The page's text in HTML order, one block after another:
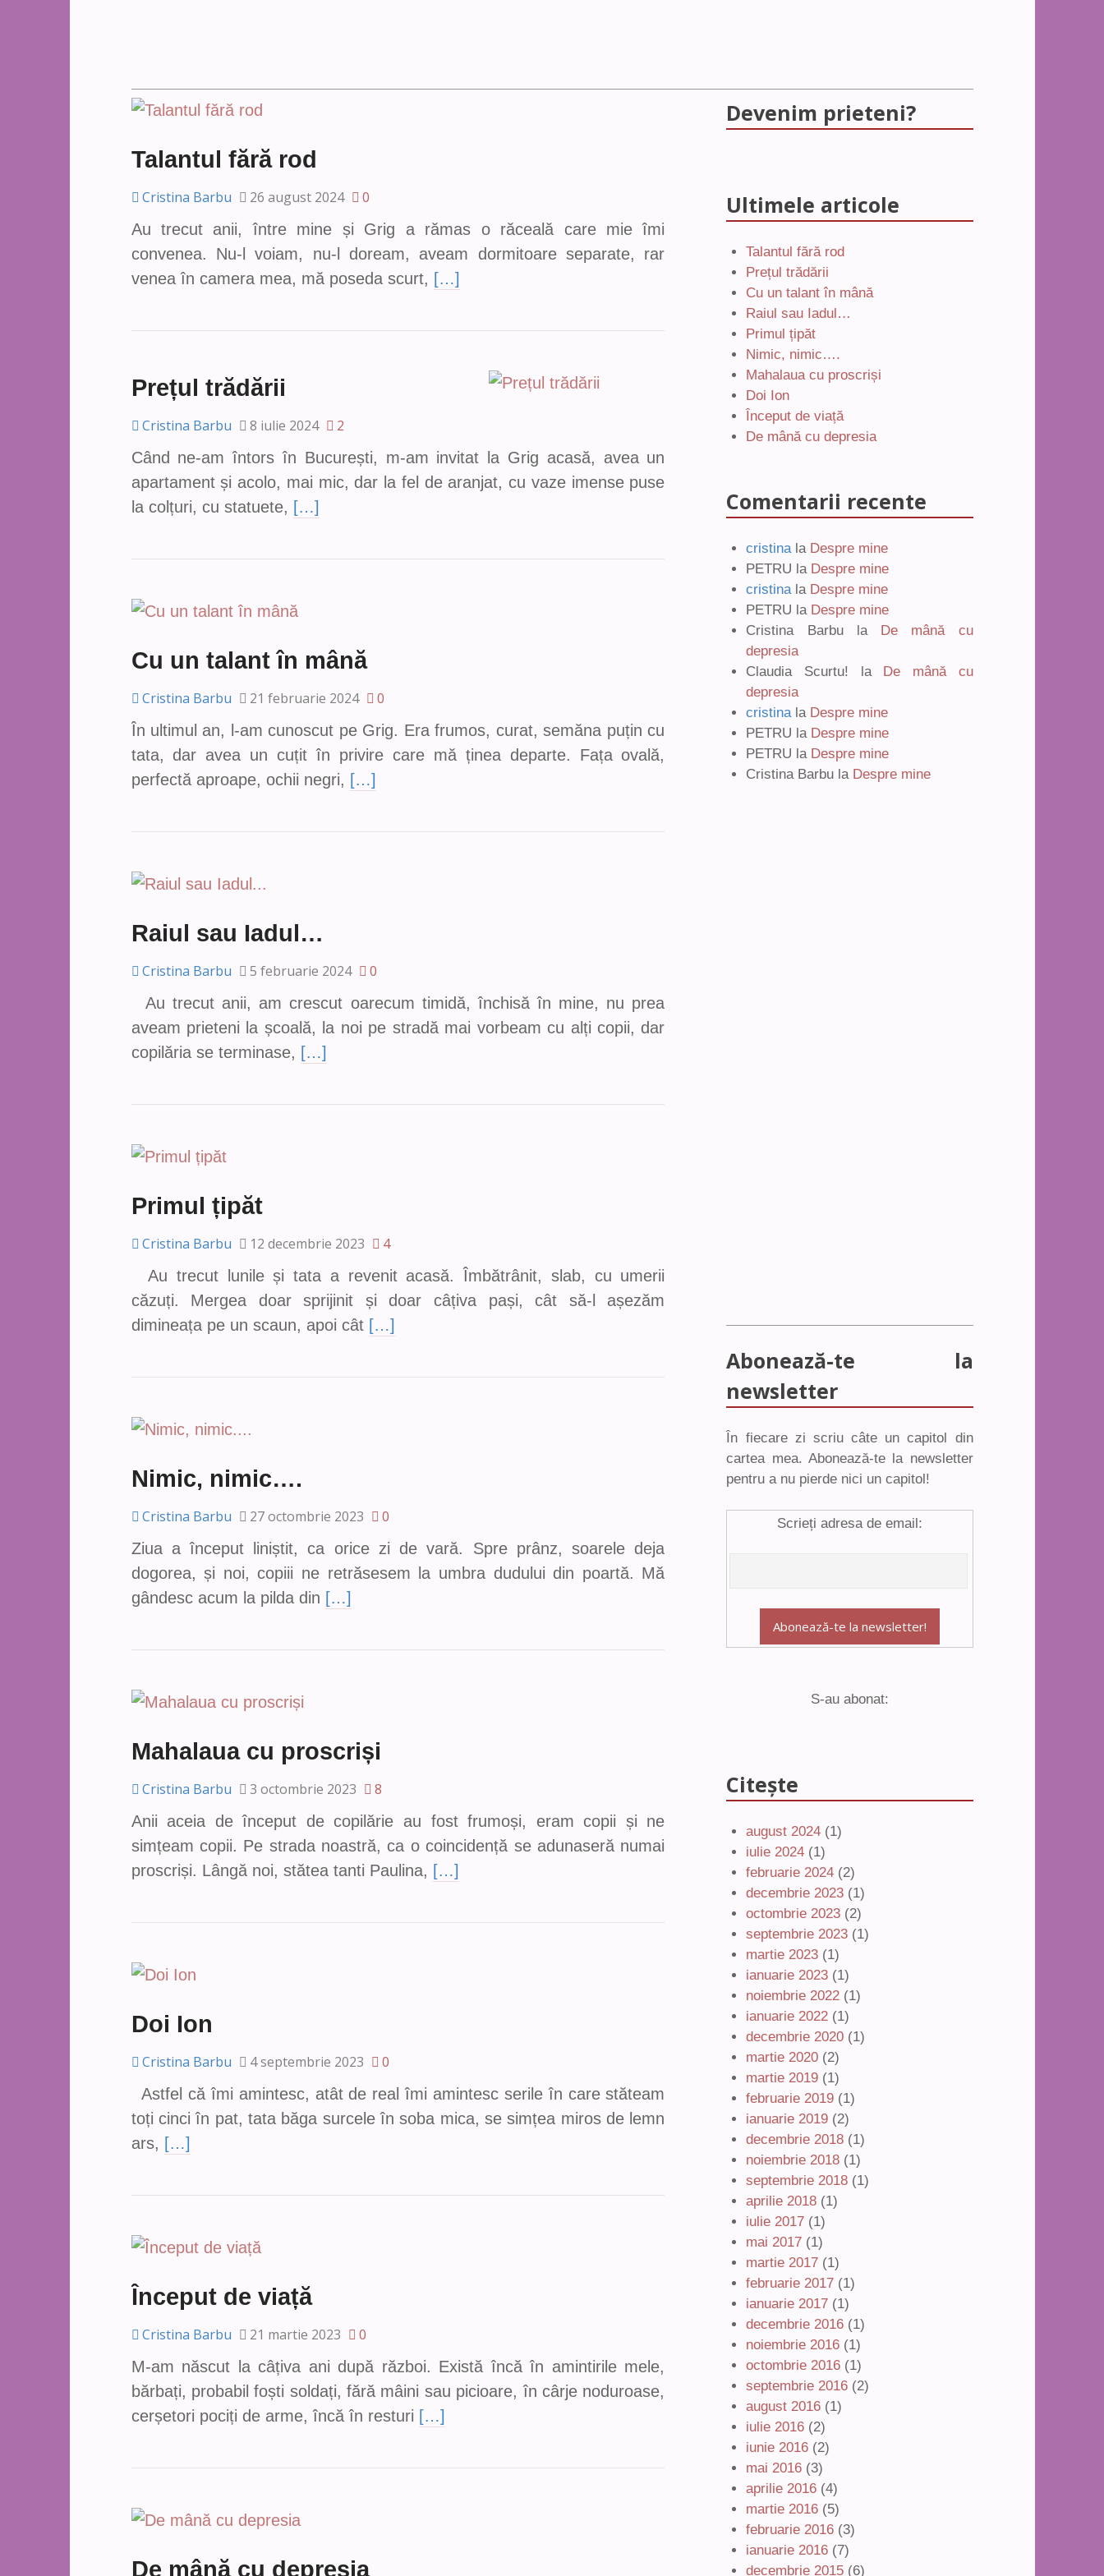
Talantul fără rod
Cristina Barbu 26 august 2024
0
Au trecut anii, între mine și Grig a rămas o răceală care mie îmi
convenea. Nu-l voiam, nu-l doream, aveam dormitoare separate, rar
venea în camera mea, mă poseda scurt, […]
Prețul trădării
Cristina Barbu 8 iulie 2024
2
Când ne-am întors în București, m-am invitat la Grig acasă, avea un
apartament și acolo, mai mic, dar la fel de aranjat, cu vaze imense puse
la colțuri, cu statuete, […]
Cu un talant în mână
Cristina Barbu 21 februarie 2024
0
În ultimul an, l-am cunoscut pe Grig. Era frumos, curat, semăna puțin cu
tata, dar avea un cuțit în privire care mă ținea departe. Fața ovală,
perfectă aproape, ochii negri, […]
Raiul sau Iadul…
Cristina Barbu 5 februarie 2024
0
Au trecut anii, am crescut oarecum timidă, închisă în mine, nu prea
aveam prieteni la școală, la noi pe stradă mai vorbeam cu alți copii, dar
copilăria se terminase, […]
Primul țipăt
Cristina Barbu 12 decembrie 2023
4
Au trecut lunile și tata a revenit acasă. Îmbătrânit, slab, cu umerii
căzuți. Mergea doar sprijinit și doar câțiva pași, cât să-l așezăm
dimineața pe un scaun, apoi cât […]
Nimic, nimic….
Cristina Barbu 27 octombrie 2023
0
Ziua a început liniștit, ca orice zi de vară. Spre prânz, soarele deja
dogorea, și noi, copiii ne retrăsesem la umbra dudului din poartă. Mă
gândesc acum la pilda din […]
Mahalaua cu proscriși
Cristina Barbu 3 octombrie 2023
8
Anii aceia de început de copilărie au fost frumoși, eram copii și ne
simțeam copii. Pe strada noastră, ca o coincidență se adunaseră numai
proscriși. Lângă noi, stătea tanti Paulina, […]
Doi Ion
Cristina Barbu 4 septembrie 2023
0
Astfel că îmi amintesc, atât de real îmi amintesc serile în care stăteam
toți cinci în pat, tata băga surcele în soba mica, se simțea miros de lemn
ars, […]
Început de viață
Cristina Barbu 21 martie 2023
0
M-am născut la câțiva ani după război. Există încă în amintirile mele,
bărbați, probabil foști soldați, fără mâini sau picioare, în cârje noduroase,
cerșetori pociți de arme, încă în resturi […]
De mână cu depresia
Devenim prieteni?
Ultimele articole
Talantul fără rod
Prețul trădării
Cu un talant în mână
Raiul sau Iadul…
Primul țipăt
Nimic, nimic….
Mahalaua cu proscriși
Doi Ion
Început de viață
De mână cu depresia
Comentarii recente
cristinala Despre mine
PETRU la Despre mine
cristinala Despre mine
PETRU la Despre mine
Cristina Barbula De mână cu
depresia
Claudia Scurtu! la De mână cu
depresia
cristinala Despre mine
PETRU la Despre mine
PETRU la Despre mine
Cristina Barbu la Despre mine
Abonează-te la
newsletter
În fiecare zi scriu câte un capitol din
cartea mea. Abonează-te la newsletter
pentru a nu pierde nici un capitol!
Scrieți adresa de email:
S-au abonat:
Citește
august 2024 (1)
iulie 2024 (1)
februarie 2024 (2)
decembrie 2023 (1)
octombrie 2023 (2)
septembrie 2023 (1)
martie 2023 (1)
ianuarie 2023 (1)
noiembrie 2022 (1)
ianuarie 2022 (1)
decembrie 2020 (1)
martie 2020 (2)
martie 2019 (1)
februarie 2019 (1)
ianuarie 2019 (2)
decembrie 2018 (1)
noiembrie 2018 (1)
septembrie 2018 (1)
aprilie 2018 (1)
iulie 2017 (1)
mai 2017 (1)
martie 2017 (1)
februarie 2017 (1)
ianuarie 2017 (1)
decembrie 2016 (1)
noiembrie 2016 (1)
octombrie 2016 (1)
septembrie 2016 (2)
august 2016 (1)
iulie 2016 (2)
iunie 2016 (2)
mai 2016 (3)
aprilie 2016 (4)
martie 2016 (5)
februarie 2016 (3)
ianuarie 2016 (7)
decembrie 2015 (6)